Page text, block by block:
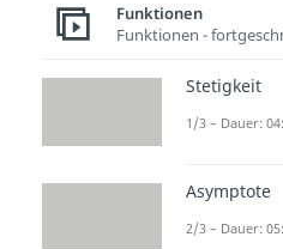
Dauer: 04:52
Parabel
Funktionen
Funktionen -
Stetigkeit
1/3 – Dauer:
Asymptote
2/3 – Dauer: